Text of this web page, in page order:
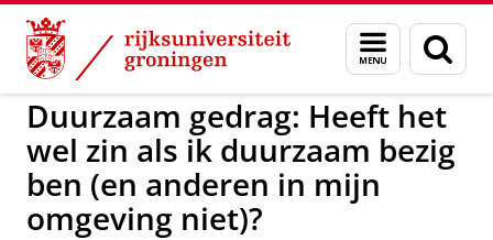
Skip
Content
Skip
Navigation
Menu
en
zoeken
GMW
Duurzaam gedrag: Heeft het
wel zin als ik duurzaam bezig
ben (en anderen in mijn
omgeving niet)?